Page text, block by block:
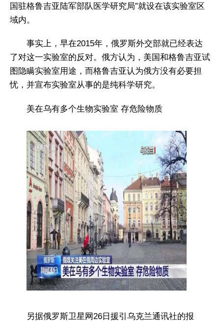
国驻格鲁吉亚陆军部队医学研究局”就设在该实验室区
域内。
事实上，早在2015年，俄罗斯外交部就已经表达
了对这一实验室的反对。俄方认为，美国和格鲁吉亚试
图隐瞒实验室用途，而格鲁吉亚认为俄方没有必要担
忧，并宣布实验室从事的是纯科学研究。
美在乌有多个生物实验室 存危险物质
另据俄罗斯卫星网26日援引乌克兰通讯社的报